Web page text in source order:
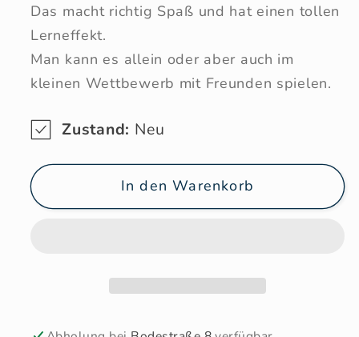
Das macht richtig Spaß und hat einen tollen
Lerneffekt.
Man kann es allein oder aber auch im
kleinen Wettbewerb mit Freunden spielen.
Zustand: Neu
In den Warenkorb